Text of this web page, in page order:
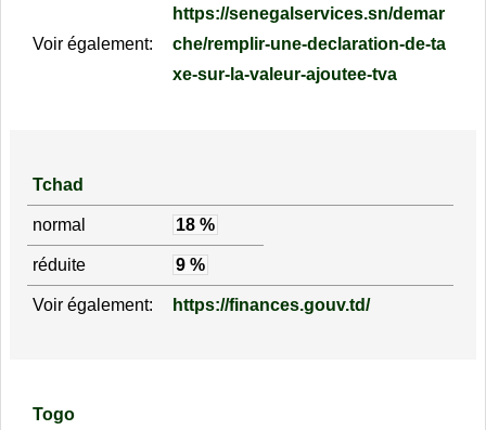
Voir également:
https://senegalservices.sn/demar
che/remplir-une-declaration-de-ta
xe-sur-la-valeur-ajoutee-tva
Tchad
normal 18 %
réduite 9 %
Voir également: https://finances.gouv.td/
Togo